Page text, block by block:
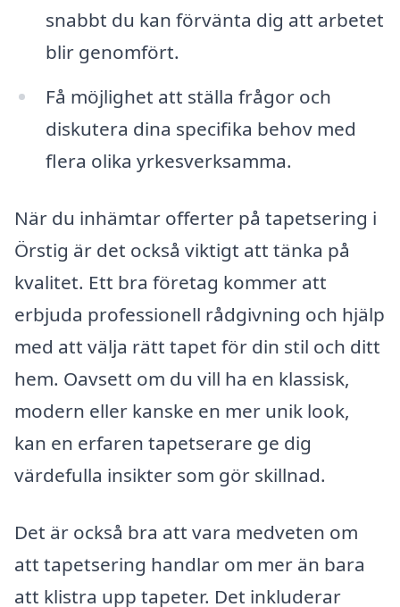
snabbt du kan förvänta dig att arbetet
blir genomfört.
Få möjlighet att ställa frågor och
diskutera dina specifika behov med
flera olika yrkesverksamma.
När du inhämtar offerter på tapetsering i
Örstig är det också viktigt att tänka på
kvalitet. Ett bra företag kommer att
erbjuda professionell rådgivning och hjälp
med att välja rätt tapet för din stil och ditt
hem. Oavsett om du vill ha en klassisk,
modern eller kanske en mer unik look,
kan en erfaren tapetserare ge dig
värdefulla insikter som gör skillnad.
Det är också bra att vara medveten om
att tapetsering handlar om mer än bara
att klistra upp tapeter. Det inkluderar